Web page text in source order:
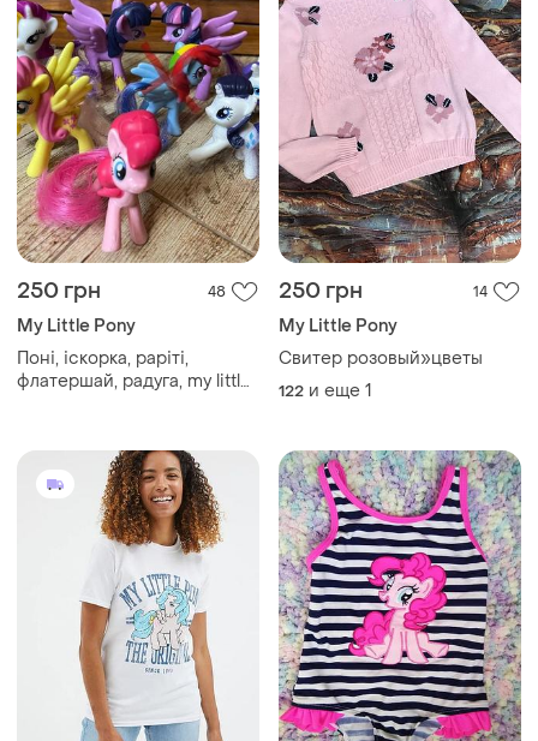
250 грн 48
My Little Pony
Поні, іскорка, раріті,
флатершай, радуга, my little
250 грн 14
My Little Pony
Свитер розовый»цветы
122 и еще 1